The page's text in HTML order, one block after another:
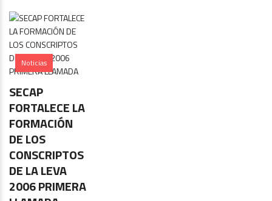
Noticias
SECAP
FORTALECE LA
FORMACIÓN
DE LOS
CONSCRIPTOS
DE LA LEVA
2006 PRIMERA